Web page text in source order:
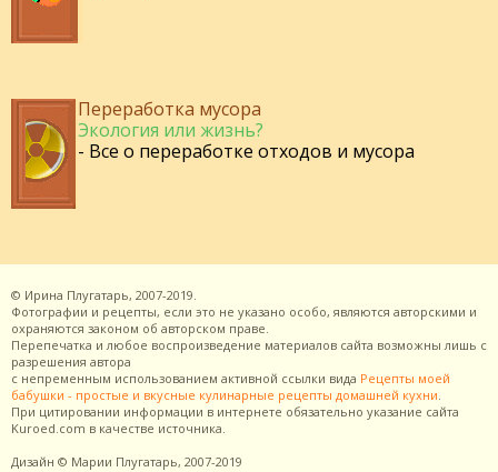
Переработка мусора
Экология или жизнь?
- Все о переработке отходов и мусора
© Ирина Плугатарь, 2007-2019.
Фотографии и рецепты, если это не указано особо, являются авторскими и
охраняются законом об авторском праве.
Перепечатка и любое воспроизведение материалов сайта возможны лишь с
разрешения автора
с непременным использованием активной ссылки вида Рецепты моей
бабушки - простые и вкусные кулинарные рецепты домашней кухни.
При цитировании информации в интернете обязательно указание сайта
Kuroed.com в качестве источника.
Дизайн © Марии Плугатарь, 2007-2019